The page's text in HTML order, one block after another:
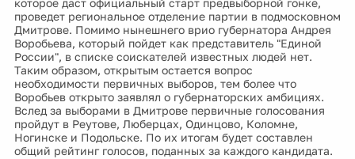
которое даст официальный старт предвыборной гонке,
проведет региональное отделение партии в подмосковном
Дмитрове. Помимо нынешнего врио губернатора Андрея
Воробьева, который пойдет как представитель "Единой
России", в списке соискателей известных людей нет.
Таким образом, открытым остается вопрос
необходимости первичных выборов, тем более что
Воробьев открыто заявлял о губернаторских амбициях.
Вслед за выборами в Дмитрове первичные голосования
пройдут в Реутове, Люберцах, Одинцово, Коломне,
Ногинске и Подольске. По их итогам будет составлен
общий рейтинг голосов, поданных за каждого кандидата.